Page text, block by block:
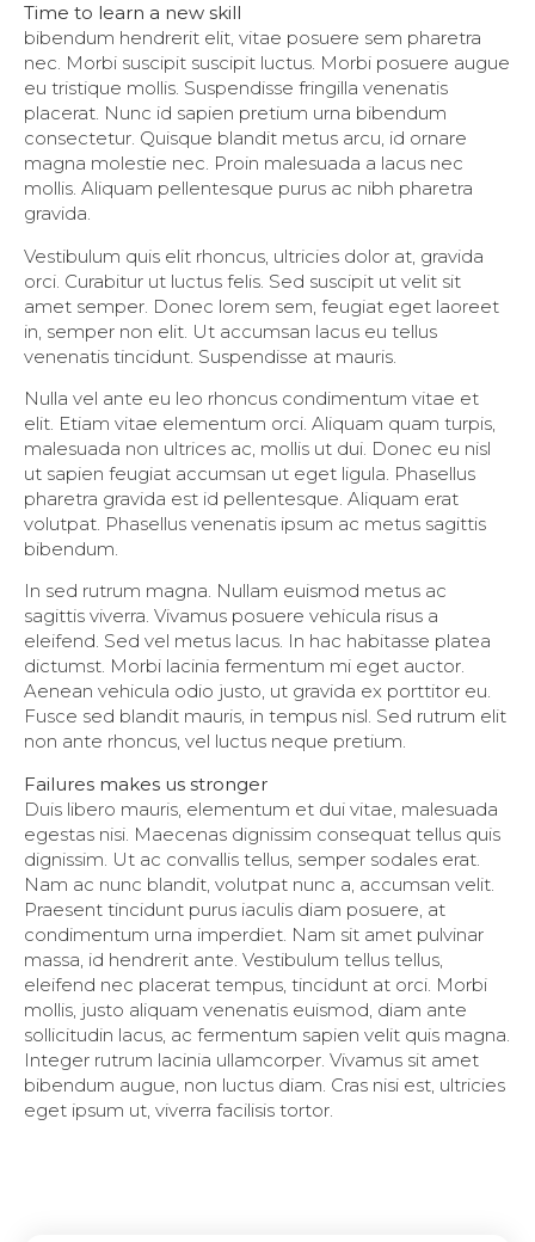
Time to learn a new skill
bibendum hendrerit elit, vitae posuere sem pharetra
nec. Morbi suscipit suscipit luctus. Morbi posuere augue
eu tristique mollis. Suspendisse fringilla venenatis
placerat. Nunc id sapien pretium urna bibendum
consectetur. Quisque blandit metus arcu, id ornare
magna molestie nec. Proin malesuada a lacus nec
mollis. Aliquam pellentesque purus ac nibh pharetra
gravida.
Vestibulum quis elit rhoncus, ultricies dolor at, gravida
orci. Curabitur ut luctus felis. Sed suscipit ut velit sit
amet semper. Donec lorem sem, feugiat eget laoreet
in, semper non elit. Ut accumsan lacus eu tellus
venenatis tincidunt. Suspendisse at mauris.
Nulla vel ante eu leo rhoncus condimentum vitae et
elit. Etiam vitae elementum orci. Aliquam quam turpis,
malesuada non ultrices ac, mollis ut dui. Donec eu nisl
ut sapien feugiat accumsan ut eget ligula. Phasellus
pharetra gravida est id pellentesque. Aliquam erat
volutpat. Phasellus venenatis ipsum ac metus sagittis
bibendum.
In sed rutrum magna. Nullam euismod metus ac
sagittis viverra. Vivamus posuere vehicula risus a
eleifend. Sed vel metus lacus. In hac habitasse platea
dictumst. Morbi lacinia fermentum mi eget auctor.
Aenean vehicula odio justo, ut gravida ex porttitor eu.
Fusce sed blandit mauris, in tempus nisl. Sed rutrum elit
non ante rhoncus, vel luctus neque pretium.
Failures makes us stronger
Duis libero mauris, elementum et dui vitae, malesuada
egestas nisi. Maecenas dignissim consequat tellus quis
dignissim. Ut ac convallis tellus, semper sodales erat.
Nam ac nunc blandit, volutpat nunc a, accumsan velit.
Praesent tincidunt purus iaculis diam posuere, at
condimentum urna imperdiet. Nam sit amet pulvinar
massa, id hendrerit ante. Vestibulum tellus tellus,
eleifend nec placerat tempus, tincidunt at orci. Morbi
mollis, justo aliquam venenatis euismod, diam ante
sollicitudin lacus, ac fermentum sapien velit quis magna.
Integer rutrum lacinia ullamcorper. Vivamus sit amet
bibendum augue, non luctus diam. Cras nisi est, ultricies
eget ipsum ut, viverra facilisis tortor.